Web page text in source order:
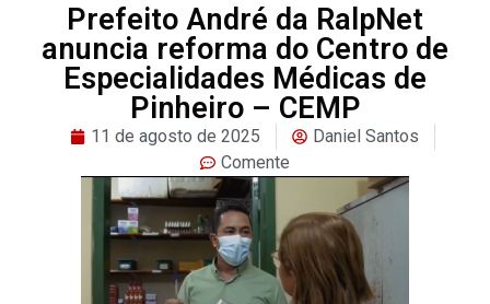
Prefeito André da RalpNet
anuncia reforma do Centro de
Especialidades Médicas de
Pinheiro – CEMP
11 de agosto de 2025
Daniel Santos
Comente